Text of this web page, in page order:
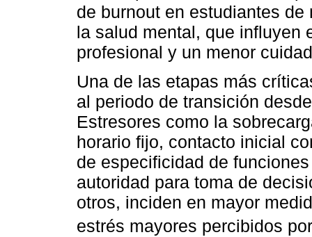
de burnout en estudiantes
la salud mental, que influyen
profesional y un menor
Una de las etapas más
al periodo de transición
Estresores como la
horario fijo, contacto inicial
de especificidad de
autoridad para toma de
otros, inciden en mayor
estrés mayores percibidos